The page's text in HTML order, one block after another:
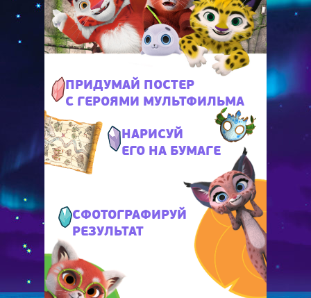
ПРИДУМАЙ ПОСТЕР
С ГЕРОЯМИ МУЛЬТФИЛЬМА
НАРИСУЙ
ЕГО НА БУМАГЕ
СФОТОГРАФИРУЙ
РЕЗУЛЬТАТ